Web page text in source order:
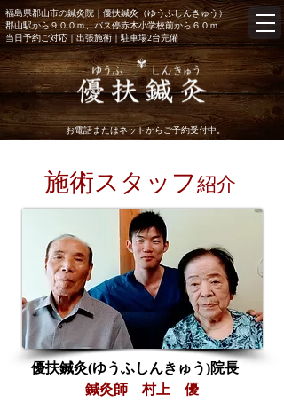
福島県郡山市の鍼灸院｜優扶鍼灸（ゆうふしんきゅう）
郡山駅から９００ｍ、バス停赤木小学校前から６０ｍ
当日予約ご対応｜出張施術｜駐車場2台完備
お電話またはネットからご予約受付中。
​​施術スタッフ紹介
優扶鍼灸(ゆうふしんきゅう)院長
鍼灸師 ​村上 優